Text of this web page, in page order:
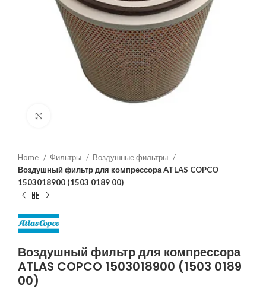
Home Фильтры
Воздушные фильтры
Воздушный фильтр для компрессора ATLAS COPCO
1503018900 (1503 0189 00)
Воздушный фильтр для компрессора
ATLAS COPCO 1503018900 (1503 0189
00)